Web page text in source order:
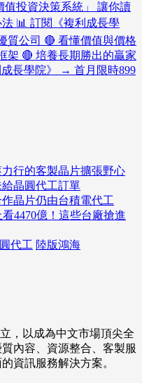
值投資決策系統」 讓你讀
📊 訂閱《複利成長學
質公司 🔴 看懂價值與價格
架 🔴 培養長期勝出的贏家
長學院》 → 首月限時899
行的客製晶片擴張野心
晶圓代工訂單
晶片仍由台積電代工
4470億！這些台廠搶進
代工 陸版鴻海
，以成為中文市場頂尖全
內容、資源整合、客製服
資訊服務解決方案。